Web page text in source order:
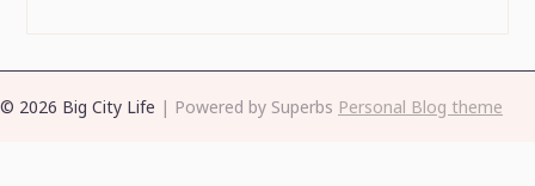
© 2026 Big City Life | Powered by Superbs Personal Blog theme